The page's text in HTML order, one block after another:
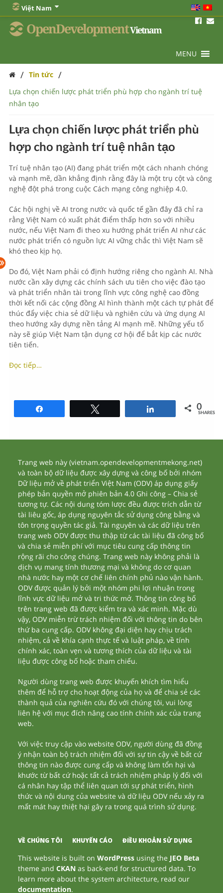
Việt Nam
OpenDevelopmentVietnam
MENU
/ Tin tức /
Lựa chọn chiến lược phát triển phù hợp cho ngành trí tuệ
nhân tạo
Lựa chọn chiến lược phát triển phù
hợp cho ngành trí tuệ nhân tạo
Trí tuệ nhân tạo (AI) đang phát triển một cách nhanh chóng
và mạnh mẽ, dần khẳng định rằng đây là một trụ cột và công
nghệ đột phá trong cuộc Cách mạng công nghiệp 4.0.
Các hội nghị về AI trong nước và quốc tế gần đây đã chỉ ra
rằng Việt Nam có xuất phát điểm thấp hơn so với nhiều
nước, nếu Việt Nam đi theo xu hướng phát triển AI như các
nước phát triển có nguồn lực AI vững chắc thì Việt Nam sẽ
khó theo kịp họ.
Do đó, Việt Nam phải có định hướng riêng cho ngành AI. Nhà
nước cần xây dựng các chính sách ưu tiên cho việc đào tạo
và phát triển nhân tài trong lĩnh vực công nghệ cao đồng
thời kết nối các cộng đồng AI hình thành một cách tự phát để
thúc đẩy việc chia sẻ dữ liệu và nghiên cứu và ứng dụng AI
theo hướng xây dựng nền tảng AI mạnh mẽ. Những yếu tố
này sẽ giúp Việt Nam tận dụng cơ hội để bắt kịp các nước
tiên tiến.
Đọc tiếp…
0
SHARES
Trang web này (vietnam.opendevelopmentmekong.net)
và toàn bộ dữ liệu được xây dựng và công bố bởi nhóm
Dữ liệu mở về phát triển Việt Nam (ODV) áp dụng giấy
phép bản quyền mở phiên bản 4.0 Ghi công – Chia sẻ
tương tự. Các nội dung tóm lược đều được trích dẫn từ
tài liêu gốc, áp dụng nguyên tắc sử dụng công bằng và
tôn trọng quyền tác giả. Tài nguyên và các dữ liệu trên
trang web ODV được thu thập từ các tài liệu đã công bố
và chia sẻ miễn phí với mục tiêu cung cấp thông tin
rộng rãi cho công chúng. Trang web này không phải là
dịch vụ mang tính thương mại và không do cơ quan
nhà nước hay một cơ chế liên chính phủ nào vận hành.
ODV được quản lý bởi một nhóm phi lợi nhuận trong
lĩnh vực dữ liệu mở và tri thức mở. Thông tin công bố
trên trang web đã được kiểm tra và xác minh. Mặc dù
vậy, ODV miễn trừ trách nhiệm đối với thông tin do bên
thứ ba cung cấp. ODV không đại diện hay chịu trách
nhiệm, cả về khía cạnh thực tế và luật pháp, về tính
chính xác, toàn vẹn và tương thích của dữ liệu và tài
liệu được công bố hoặc tham chiếu.
Người dùng trang web được khuyến khích tìm hiểu
thêm để hỗ trợ cho hoạt động của họ và để chia sẻ các
thành quả của nghiên cứu đó với chúng tôi, vui lòng
liên hệ với mục đích nâng cao tính chính xác của trang
web.
Với việc truy cập vào website ODV, người dùng đã đồng
ý nhận toàn bộ trách nhiệm đối với sự tin cậy về bất cứ
thông tin nào được cung cấp và không làm tổn hại và
khước từ bất cứ hoặc tất cả trách nhiệm pháp lý đối với
cá nhân hay tập thể liên quan tới sự phát triển, hình
thức và nội dung của website và dữ liệu ODV nếu xảy ra
mất mát hay thiệt hại gây ra trong quá trình sử dụng.
VỀ CHÚNG TÔI KHUYẾN CÁO ĐIỀU KHOẢN SỬ DỤNG
This website is built onWordPress using the JEO Beta
theme andCKAN as back-end for structured data. To
learn more about the system architecture, read our
documentation.